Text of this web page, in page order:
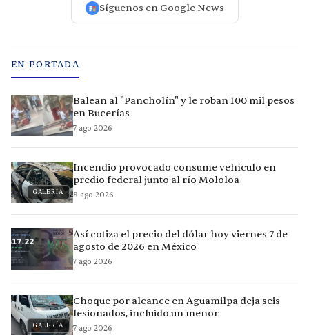
Síguenos en Google News
EN PORTADA
Balean al "Pancholín" y le roban 100 mil pesos
en Bucerías
7 ago 2026
GALERÍA
Incendio provocado consume vehículo en
predio federal junto al río Mololoa
8 ago 2026
Así cotiza el precio del dólar hoy viernes 7 de
agosto de 2026 en México
7 ago 2026
GALERÍA
Choque por alcance en Aguamilpa deja seis
lesionados, incluido un menor
7 ago 2026